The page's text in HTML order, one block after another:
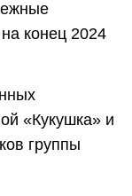
конец 2024
«Кукушка» и
группы